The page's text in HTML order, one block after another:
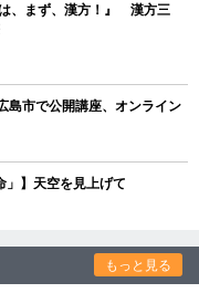
、まず、漢方！』 漢方三
市で公開講座、オンライン
」】天空を見上げて
もっと見る